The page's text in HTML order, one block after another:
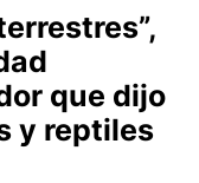
que dijo
y reptiles